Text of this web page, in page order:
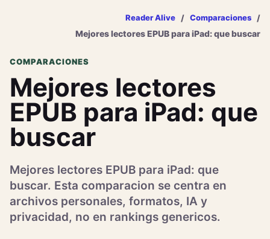
Reader Alive / Comparaciones
/
Mejores lectores EPUB para iPad: que buscar
COMPARACIONES
Mejores lectores
EPUB para iPad: que
buscar
Mejores lectores EPUB para iPad: que
buscar. Esta comparacion se centra en
archivos personales, formatos, IA y
privacidad, no en rankings genericos.